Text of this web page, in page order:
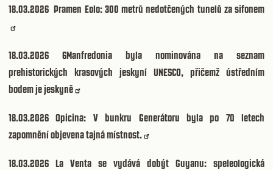
18.03.2026Pramen Eolo: 300 metrů nedotčených tunelů za sifonem
18.03.2026 6Manfredonia byla nominována na seznam
prehistorických krasových jeskyní UNESCO, přičemž ústředním
bodem je jeskyně
18.03.2026Opicina: V bunkru Generátoru byla po 70 letech
zapomnění objevena tajná místnost.
18.03.2026 La Venta se vydává dobýt Guyanu: speleologická